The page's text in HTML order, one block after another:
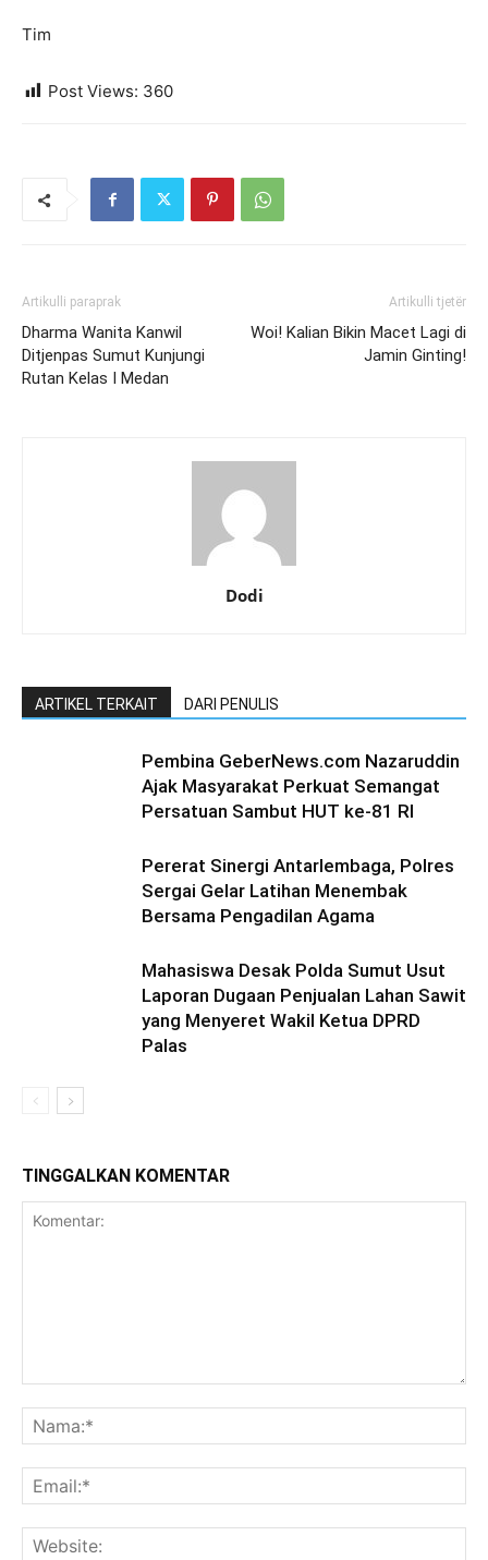
Tim
Post Views: 360
Artikulli paraprak
Dharma Wanita Kanwil
Ditjenpas Sumut Kunjungi
Rutan Kelas I Medan
Artikulli tjetër
Woi! Kalian Bikin Macet Lagi di
Jamin Ginting!
Dodi
ARTIKEL TERKAIT DARI PENULIS
Pembina GeberNews.com Nazaruddin
Ajak Masyarakat Perkuat Semangat
Persatuan Sambut HUT ke-81 RI
Pererat Sinergi Antarlembaga, Polres
Sergai Gelar Latihan Menembak
Bersama Pengadilan Agama
Mahasiswa Desak Polda Sumut Usut
Laporan Dugaan Penjualan Lahan Sawit
yang Menyeret Wakil Ketua DPRD
Palas
TINGGALKAN KOMENTAR